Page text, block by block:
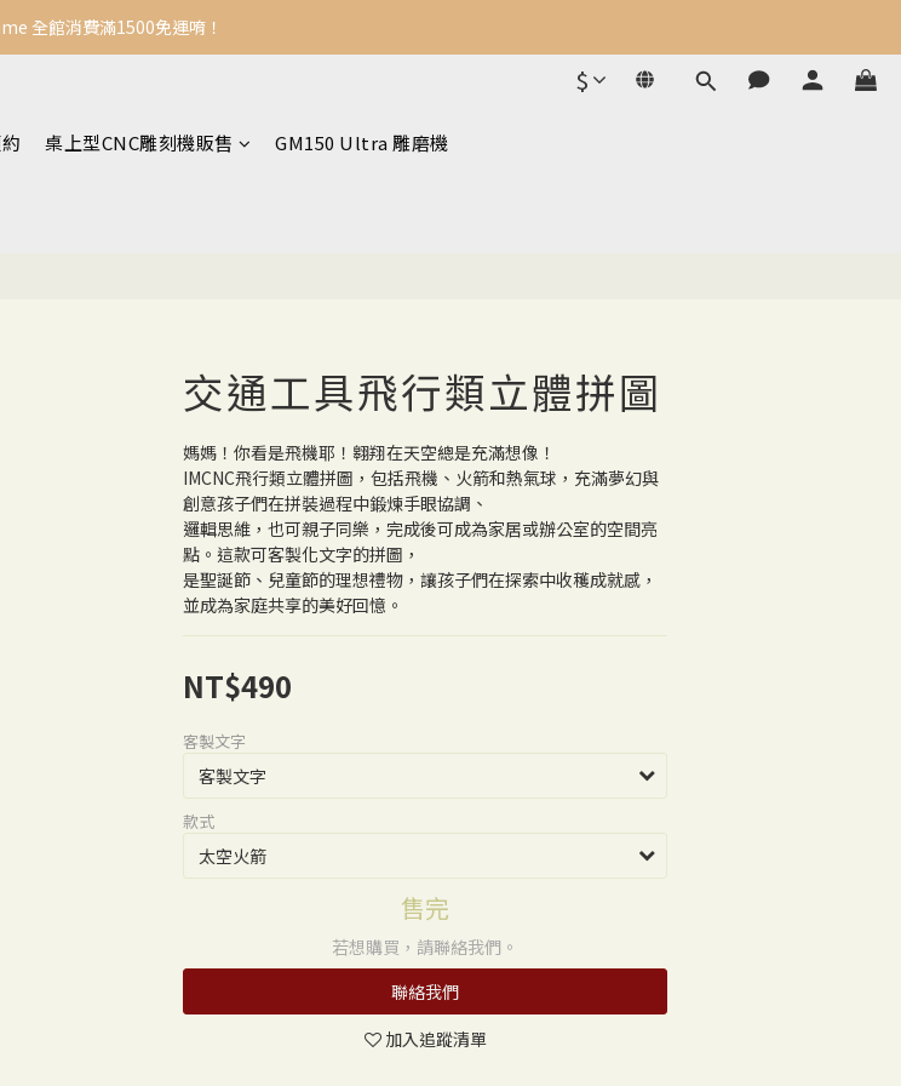
全館消費滿1500免運唷！
$
桌上型CNC雕刻機販售
GM150 Ultra 雕磨機
交通工具飛行類立體拼圖
媽媽！你看是飛機耶！翱翔在天空總是充滿想像！
IMCNC飛行類立體拼圖，包括飛機、火箭和熱氣球，充滿夢幻與
創意孩子們在拼裝過程中鍛煉手眼協調、
邏輯思維，也可親子同樂，完成後可成為家居或辦公室的空間亮
點。這款可客製化文字的拼圖，
是聖誕節、兒童節的理想禮物，讓孩子們在探索中收穫成就感，
並成為家庭共享的美好回憶。
NT$490
客製文字
款式
售完
若想購買，請聯絡我們。
聯絡我們
加入追蹤清單